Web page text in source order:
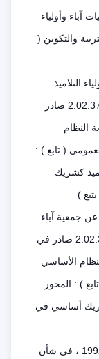
آباء وأولياء
والتكوين (
التلاميذ
كذلك عضوا بهذا المجلس . 9- مرسوم رقم 2.02.376 صادر
(17 يونيو 2002) بمثابة النظام
( تابع ) :
كشريك
)
جمعية آباء
وأولياء تلاميذ المؤسسة . 9- مرسوم رقم 2.02.376 صادر في
2002) بمثابة النظام الأساسي
) : المحور
كشريك أساسي في
16. المذكرة رقم 28 الصادرة في 18 فبراير 1992 ، في شأن